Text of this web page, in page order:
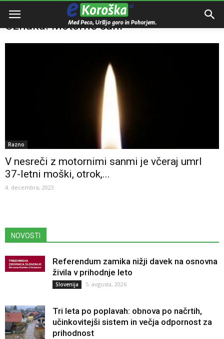
Domov Motorne sani
Oznaka: Motorne sani
Razno
V nesreči z motornimi sanmi je včeraj umrl
37-letni moški, otrok,...
4. decembra, 2023
NOVOSTI
Referendum zamika nižji davek na osnovna
živila v prihodnje leto
Slovenija 5. avgusta, 2026
Tri leta po poplavah: obnova po načrtih,
učinkovitejši sistem in večja odpornost za
prihodnost